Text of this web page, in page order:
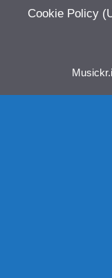
Cookie Policy